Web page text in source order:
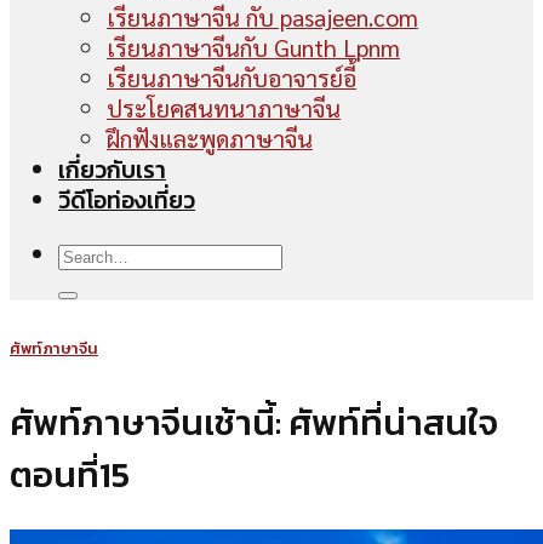
เรียนภาษาจีน กับ pasajeen.com
เรียนภาษาจีนกับ Gunth Lpnm
เรียนภาษาจีนกับอาจารย์อี้
ประโยคสนทนาภาษาจีน
ฝึกฟังและพูดภาษาจีน
เกี่ยวกับเรา
วีดีโอท่องเที่ยว
ศัพท์ภาษาจีน
ศัพท์ภาษาจีนเช้านี้: ศัพท์ที่น่าสนใจ
ตอนที่15